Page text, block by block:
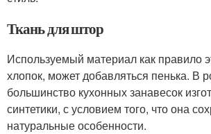
Ткань для штор
Используемый материал как правило
хлопок, может добавляться пенька. В
большинство кухонных занавесок
синтетики, с условием того, что она
натуральные особенности.